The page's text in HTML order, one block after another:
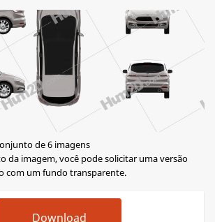
de 6 imagens
da imagem, você pode solicitar uma versão
com um fundo transparente.